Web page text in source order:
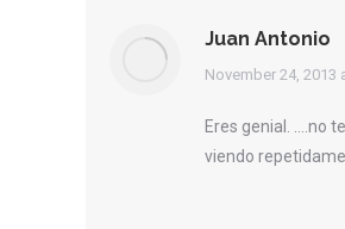
Juan Antonio
says:
November 24, 2013
Eres genial. ….no
viendo